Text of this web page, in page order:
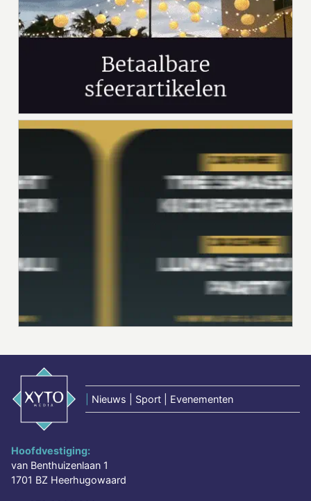
Nieuws | Sport | Evenementen
Hoofdvestiging:
van Benthuizenlaan 1
1701 BZ Heerhugowaard